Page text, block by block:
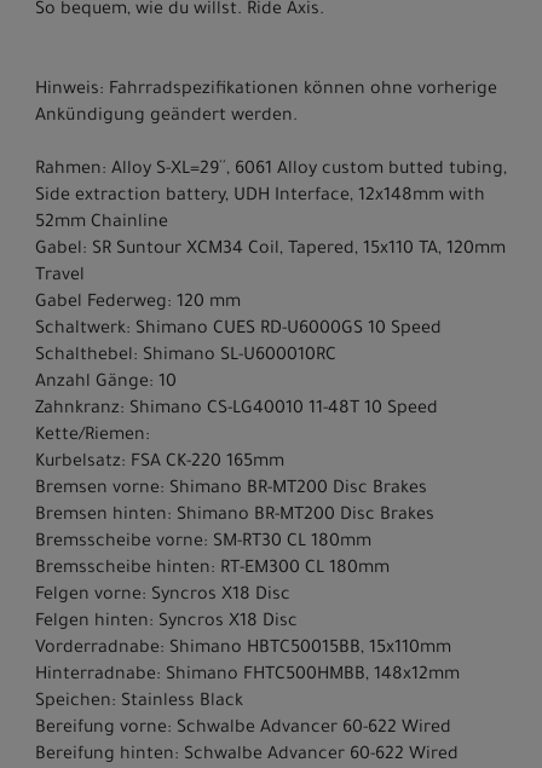
So bequem, wie du willst. Ride Axis.
Hinweis: Fahrradspezifikationen können ohne vorherige
Ankündigung geändert werden.
Rahmen: Alloy S-XL=29´´, 6061 Alloy custom butted tubing,
Side extraction battery, UDH Interface, 12x148mm with
52mm Chainline
Gabel: SR Suntour XCM34 Coil, Tapered, 15x110 TA, 120mm
Travel
Gabel Federweg: 120 mm
Schaltwerk: Shimano CUES RD-U6000GS 10 Speed
Schalthebel: Shimano SL-U600010RC
Anzahl Gänge: 10
Zahnkranz: Shimano CS-LG40010 11-48T 10 Speed
Kette/Riemen:
Kurbelsatz: FSA CK-220 165mm
Bremsen vorne: Shimano BR-MT200 Disc Brakes
Bremsen hinten: Shimano BR-MT200 Disc Brakes
Bremsscheibe vorne: SM-RT30 CL 180mm
Bremsscheibe hinten: RT-EM300 CL 180mm
Felgen vorne: Syncros X18 Disc
Felgen hinten: Syncros X18 Disc
Vorderradnabe: Shimano HBTC50015BB, 15x110mm
Hinterradnabe: Shimano FHTC500HMBB, 148x12mm
Speichen: Stainless Black
Bereifung vorne: Schwalbe Advancer 60-622 Wired
Bereifung hinten: Schwalbe Advancer 60-622 Wired